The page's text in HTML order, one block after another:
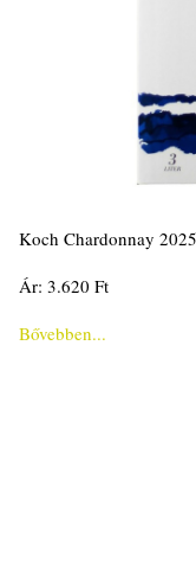
Koch Chardonnay
Ár: 3.620 Ft
Bővebben...